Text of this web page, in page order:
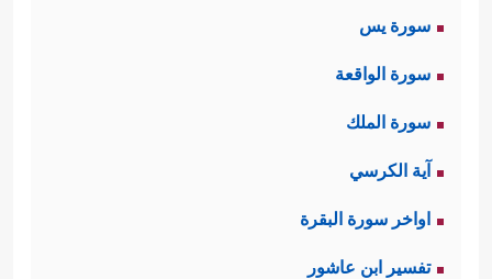
سورة يس
سورة الواقعة
سورة الملك
آية الكرسي
اواخر سورة البقرة
تفسير ابن عاشور